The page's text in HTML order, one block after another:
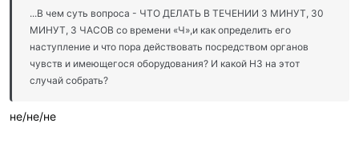
:
...В чем суть вопроса - ЧТО ДЕЛАТЬ В ТЕЧЕНИИ 3 МИНУТ, 30
МИНУТ, 3 ЧАСОВ со времени «Ч»,и как определить его
наступление и что пора действовать посредством органов
чувств и имеющегося оборудования? И какой НЗ на этот
случай собрать?
не/не/не